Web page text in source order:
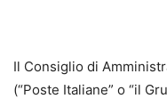
Il Consiglio di
(“Poste Italiane” o “il